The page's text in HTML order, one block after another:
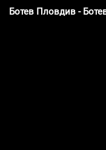
Ботев Пловдив -